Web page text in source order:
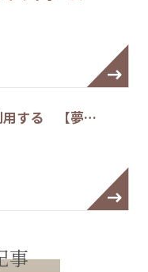
用する 【夢…
事